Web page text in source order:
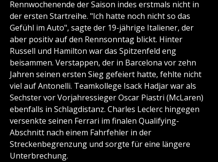
Rennwochenende der Saison indes erstmals nicht in
der ersten Startreihe. "Ich hatte noch nicht so das
Gefühl im Auto", sagte der 19-jährige Italiener, der
aber positiv auf den Rennsonntag blickt. Hinter
Russell und Hamilton war das Spitzenfeld eng
beisammen. Verstappen, der in Barcelona vor zehn
Jahren seinen ersten Sieg gefeiert hatte, fehlte nicht
viel auf Antonelli. Teamkollege Isack Hadjar war als
Sechster vor Vorjahressieger Oscar Piastri (McLaren)
ebenfalls in Schlagdistanz. Charles Leclerc hingegen
versenkte seinen Ferrari im finalen Qualifying-
Abschnitt nach einem Fahrfehler in der
Streckenbegrenzung und sorgte für eine längere
Unterbrechung.